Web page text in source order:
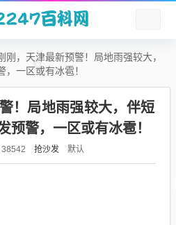
刚，天津最新预警！局地雨强较大，
一区或有冰雹！
！局地雨强较大，伴短
预警，一区或有冰雹！
38542 抢沙发 默认